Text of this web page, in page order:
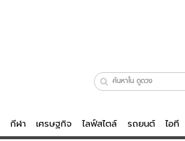
กีฬา เศรษฐกิจ ไลฟ์สไตล์ รถยนต์ ไอที